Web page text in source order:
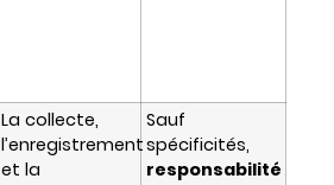
La collecte,
l’enregistrement
et la
Sauf
spécificités,
responsabilité